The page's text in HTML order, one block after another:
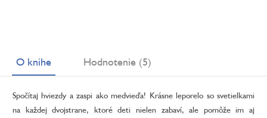
O knihe Hodnotenie (5)
Spočítaj hviezdy a zaspi ako medvieďa! Krásne leporelo so svetielkami
na každej dvojstrane, ktoré deti nielen zabaví, ale pomôže im aj